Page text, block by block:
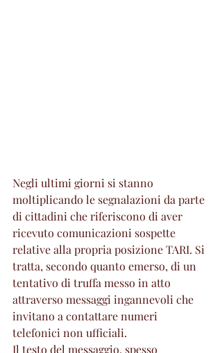
Negli ultimi giorni si stanno
moltiplicando le segnalazioni da parte
di cittadini che riferiscono di aver
ricevuto comunicazioni sospette
relative alla propria posizione TARI. Si
tratta, secondo quanto emerso, di un
tentativo di truffa messo in atto
attraverso messaggi ingannevoli che
invitano a contattare numeri
telefonici non ufficiali.
Il testo del messaggio, spesso